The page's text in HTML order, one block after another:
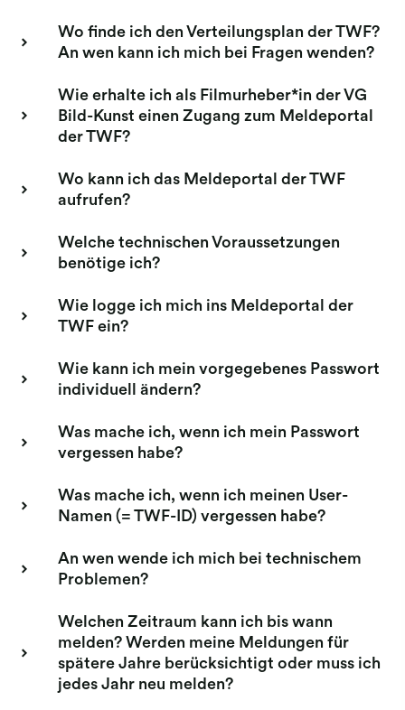
Wo finde ich den Verteilungsplan der TWF?
An wen kann ich mich bei Fragen wenden?
Wie erhalte ich als Filmurheber*in der VG
Bild-Kunst einen Zugang zum Meldeportal
der TWF?
Wo kann ich das Meldeportal der TWF
aufrufen?
Welche technischen Voraussetzungen
benötige ich?
Wie logge ich mich ins Meldeportal der
TWF ein?
Wie kann ich mein vorgegebenes Passwort
individuell ändern?
Was mache ich, wenn ich mein Passwort
vergessen habe?
Was mache ich, wenn ich meinen User-
Namen (= TWF-ID) vergessen habe?
An wen wende ich mich bei technischem
Problemen?
Welchen Zeitraum kann ich bis wann
melden? Werden meine Meldungen für
spätere Jahre berücksichtigt oder muss ich
jedes Jahr neu melden?